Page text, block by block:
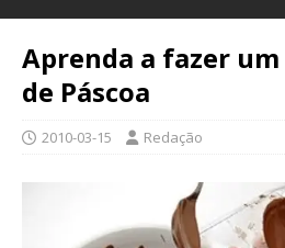
Aprenda a fazer
de Páscoa
2010-03-15 Redação